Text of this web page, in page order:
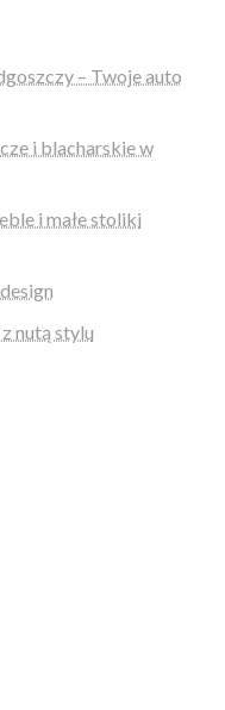
– Twoje auto
i blacharskie w
i małe stoliki
nutą stylu